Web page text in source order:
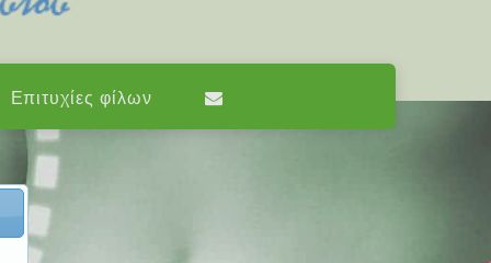
Επιτυχίες φίλων